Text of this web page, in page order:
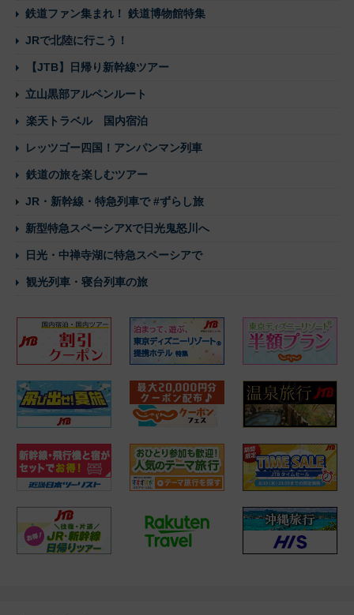
鉄道ファン集まれ！ 鉄道博物館特集
JRで北陸に行こう！
【JTB】日帰り新幹線ツアー
立山黒部アルペンルート
楽天トラベル 国内宿泊
レッツゴー四国！アンパンマン列車
鉄道の旅を楽しむツアー
JR・新幹線・特急列車で #ずらし旅
新型特急スペーシアXで日光鬼怒川へ
日光・中禅寺湖に特急スペーシアで
観光列車・寝台列車の旅